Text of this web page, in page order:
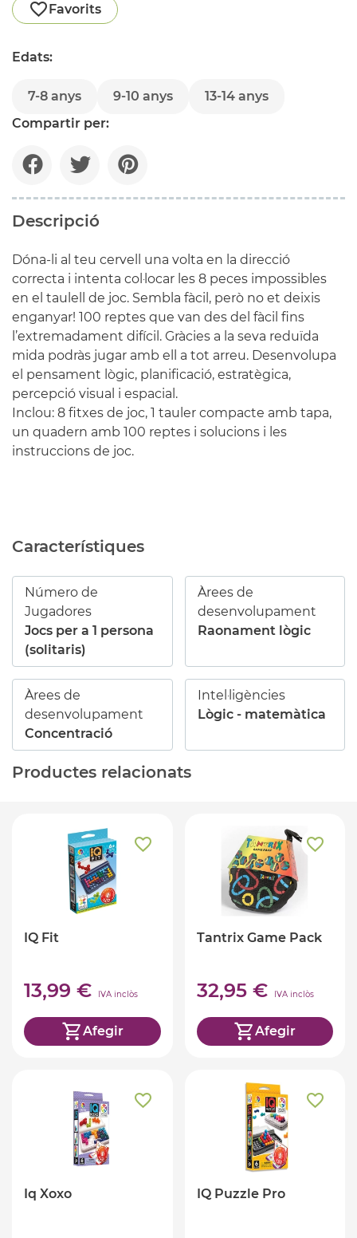
Favorits
Edats:
7-8 anys 9-10 anys
13-14 anys
Compartir per:
Descripció
Dóna-li al teu cervell una volta en la direcció
correcta i intenta col·locar les 8 peces impossibles
en el taulell de joc. Sembla fàcil, però no et deixis
enganyar! 100 reptes que van des del fàcil fins
l’extremadament difícil. Gràcies a la seva reduïda
mida podràs jugar amb ell a tot arreu. Desenvolupa
el pensament lògic, planificació, estratègica,
percepció visual i espacial.
Inclou: 8 fitxes de joc, 1 tauler compacte amb tapa,
un quadern amb 100 reptes i solucions i les
instruccions de joc.
Característiques
Número de
Jugadores
Jocs per a 1 persona
(solitaris)
Àrees de
desenvolupament
Raonament lògic
Àrees de
desenvolupament
Concentració
Intel·ligències
Lògic - matemàtica
Productes relacionats
IQ Fit
13,99 € IVA inclòs
Afegir
Tantrix Game Pack
32,95 € IVA inclòs
Afegir
Iq Xoxo IQ Puzzle Pro